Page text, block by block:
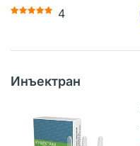
4
Инъектран